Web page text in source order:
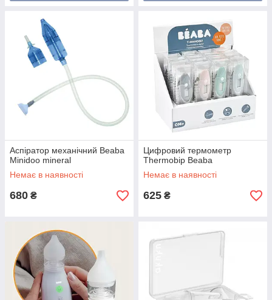
Аспіратор механічний Beaba
Minidoo mineral
Немає в наявності
680 ₴
Цифровий термометр
Thermobip Beaba
Немає в наявності
625 ₴